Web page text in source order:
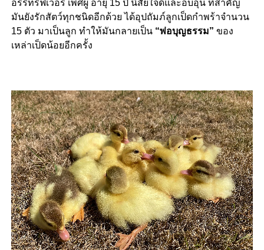
อร์รีทรีฟเวอร์ เพศผู้ อายุ 15 ปี นิสัยใจดีและอบอุ่น ที่สำคัญ
มันยังรักสัตว์ทุกชนิดอีกด้วย ได้อุปถัมภ์ลูกเป็ดกำพร้าจำนวน
15 ตัว มาเป็นลูก ทำให้มันกลายเป็น “พ่อบุญธรรม” ของ
เหล่าเป็ดน้อยอีกครั้ง